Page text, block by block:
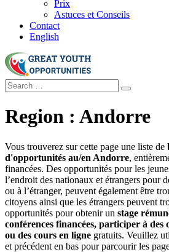
Prix
Astuces et Conseils
Contact
English
Region : Andorre
Vous trouverez sur cette page une liste de
d'opportunités au/en Andorre,
financées. Des opportunités pour les
l’endroit des nationaux et étrangers pour
ou à l’étranger, peuvent également être
citoyens ainsi que les étrangers peuvent
opportunités pour obtenir un stage
conférences financées, participer à des
ou des cours en ligne gratuits. Veuillez
et précédent en bas pour parcourir les